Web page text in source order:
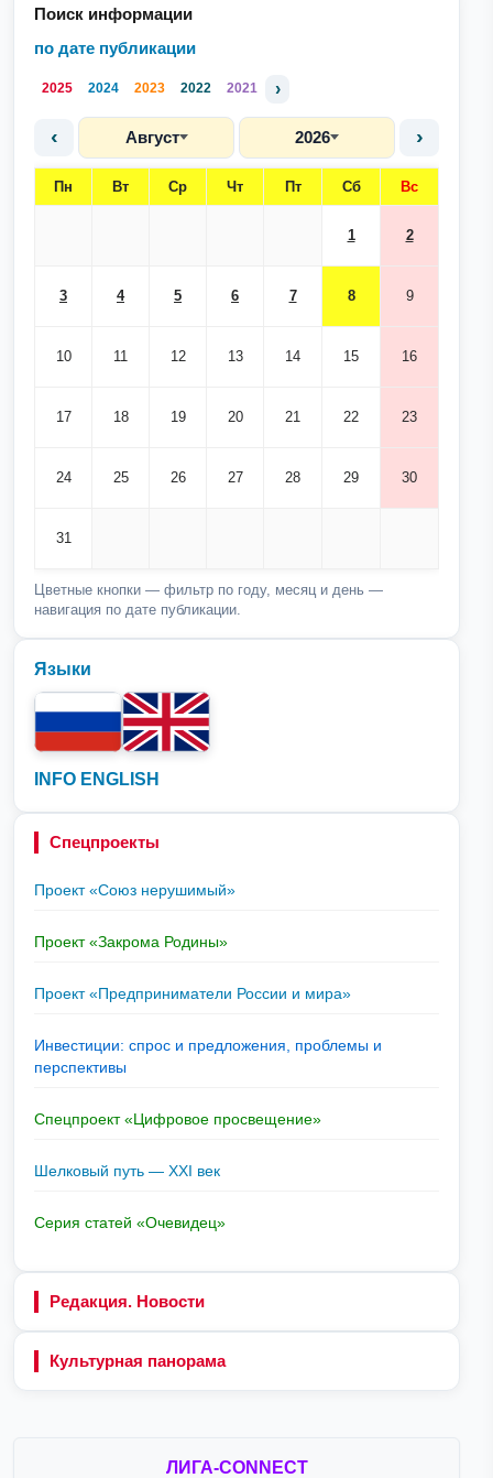
Поиск информации
по дате публикации
2025 2024 2023 2022 2021 ›
‹ Август 2026 ›
Пн Вт Ср Чт Пт Сб Вс
1 2
3 4 5 6 7 8 9
10 11 12 13 14 15 16
17 18 19 20 21 22 23
24 25 26 27 28 29 30
31
Цветные кнопки — фильтр по году, месяц и день —
навигация по дате публикации.
Языки
INFO ENGLISH
Спецпроекты
Проект «Союз нерушимый»
Проект «Закрома Родины»
Проект «Предприниматели России и мира»
Инвестиции: спрос и предложения, проблемы и
перспективы
Спецпроект «Цифровое просвещение»
Шелковый путь — XXI век
Серия статей «Очевидец»
Редакция. Новости
Культурная панорама
ЛИГА-CONNECT